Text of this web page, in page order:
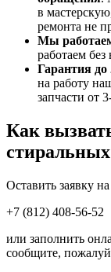
в
ремонта не
Мы
работаем
Гарантия до
на работу
запчасти от
Как
Оставить заявку
+7 (812) 408-56-52
или заполнить
сообщите,